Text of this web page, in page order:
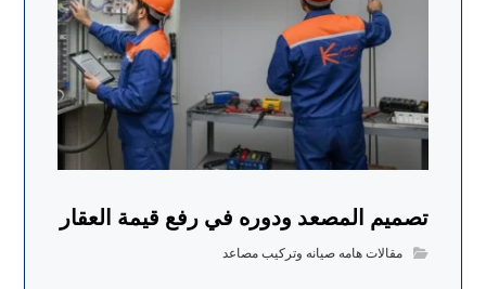
تصميم المصعد ودوره في رفع قيمة العقار
مقالات هامه صيانه وتركيب مصاعد